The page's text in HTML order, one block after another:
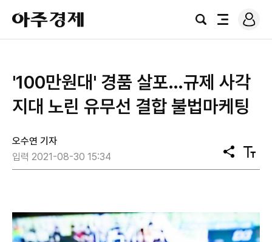
아
주
경
검
전
로
그
'100만원대' 경품 살포…규제 사각
지대 노린 유무선 결합 불법마케팅
오수연 기자
입력 2021-08-30 15:34
공
유
텍
스